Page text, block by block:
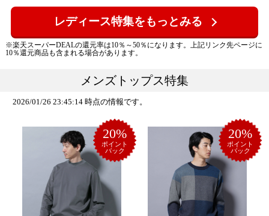
レディース特集をもっとみる
※楽天スーパーDEALの還元率は10％～50％になります。上記リンク先ページに
10％還元商品も含まれる場合があります。
メンズトップス特集
20%
ポイント
バック
20%
ポイント
バック
2026/01/26 23:45:14 時点の情報です。